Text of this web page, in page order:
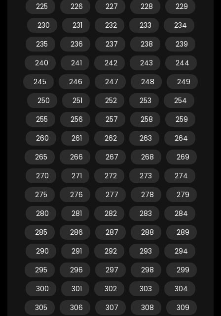
225
226 227 228
229
230
231 232 233
234
235
236 237 238
239
240
241 242 243
244
245
246 247 248
249
250
251 252 253
254
255
256 257 258
259
260
261 262 263
264
265
266 267 268
269
270
271 272 273
274
275
276 277 278
279
280
281 282 283
284
285
286 287 288
289
290
291 292 293
294
295
296 297 298
299
300
301 302 303
304
305
306 307 308
309